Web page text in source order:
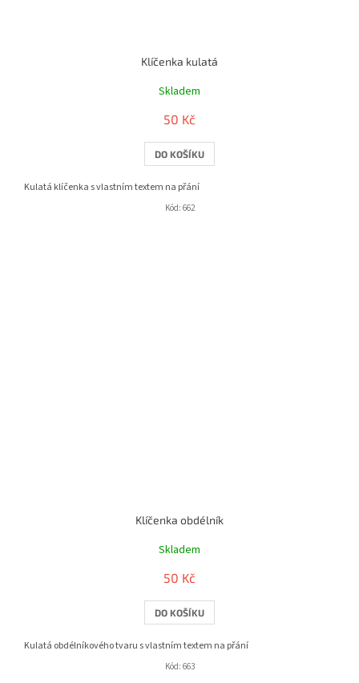
Klíčenka kulatá
Skladem
50 Kč
DO KOŠÍKU
Kulatá klíčenka s vlastním textem na přání
Kód: 662
Klíčenka obdélník
Skladem
50 Kč
DO KOŠÍKU
Kulatá obdélníkového tvaru s vlastním textem na přání
Kód: 663